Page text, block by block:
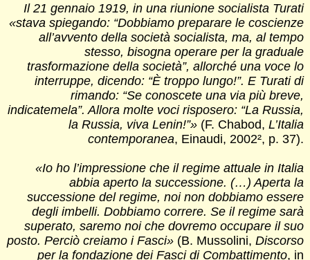
Il 21 gennaio 1919, in una riunione socialista Turati
«stava spiegando: “Dobbiamo preparare le coscienze
all’avvento della società socialista, ma, al tempo
stesso, bisogna operare per la graduale
trasformazione della società”, allorché una voce lo
interruppe, dicendo: “È troppo lungo!”. E Turati di
rimando: “Se conoscete una via più breve,
indicatemela”. Allora molte voci risposero: “La Russia,
la Russia, viva Lenin!”» (F. Chabod,L’Italia
contemporanea, Einaudi, 2002², p. 37).
«Io ho l’impressione che il regime attuale in Italia
abbia aperto la successione. (…) Aperta la
successione del regime, noi non dobbiamo essere
degli imbelli. Dobbiamo correre. Se il regime sarà
superato, saremo noi che dovremo occupare il suo
posto. Perciò creiamo i Fasci» (B. Mussolini,Discorso
per la fondazione dei Fasci di Combattimento, in